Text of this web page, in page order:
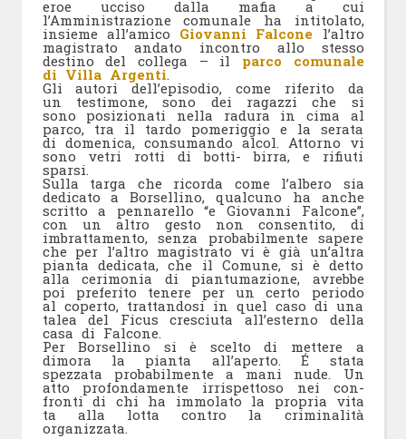
eroe ucciso dalla mafia a cui
l’Amministrazione comunale ha intitolato,
insieme all’amico Giovanni Falcone l’altro
magistrato andato incontro allo stesso
destino del collega – il parco comunale
di Villa Argenti.
Gli autori dell’episodio, come riferito da
un testimone, sono dei ragazzi che si
sono posizionati nella radura in cima al
parco, tra il tardo pomeriggio e la serata
di domenica, consumando alcol. Attorno vi
sono vetri rotti di botti- birra, e rifiuti
sparsi.
Sulla targa che ricorda come l’albero sia
dedicato a Borsellino, qualcuno ha anche
scritto a pennarello “e Giovanni Falcone”,
con un altro gesto non consentito, di
imbrattamento, senza probabilmente sapere
che per l’altro magistrato vi è già un’altra
pianta dedicata, che il Comune, si è detto
alla cerimonia di piantumazione, avrebbe
poi preferito tenere per un certo periodo
al coperto, trattandosi in quel caso di una
talea del Ficus cresciuta all’esterno della
casa di Falcone.
Per Borsellino si è scelto di mettere a
dimora la pianta all’aperto. É stata
spezzata probabilmente a mani nude. Un
atto profondamente irrispettoso nei con-
fronti di chi ha immolato la propria vita
ta alla lotta contro la criminalità
organizzata.